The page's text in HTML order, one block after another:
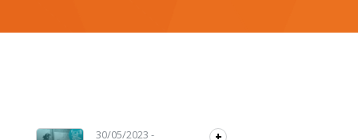
Lecteur audio 30/05/2023 -
+